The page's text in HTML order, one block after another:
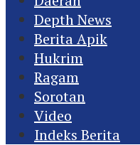
Depth News
Berita Apik
Hukrim
Ragam
Sorotan
Video
Indeks Berita